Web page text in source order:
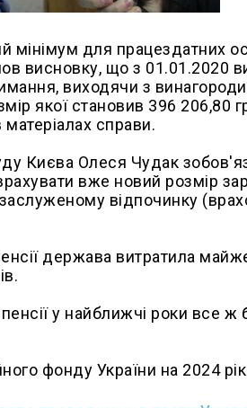
для працездатних
висновку, що з 01.01.2020
виходячи з винагороди
якої становив 396 206,80
справи.
Києва Олеся Чудак
вже новий розмір
відпочинку
держава витратила
у найближчі роки все ж
фонду України на 2024